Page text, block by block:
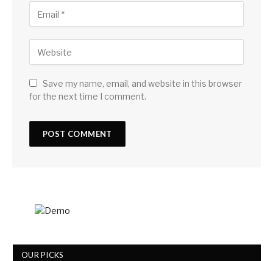
Save my name, email, and website in this browser
for the next time I comment.
OUR PICKS